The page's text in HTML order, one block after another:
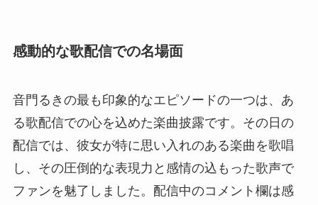
感動的な歌配信での名場面
音門るきの最も印象的なエピソードの一つは、あ
る歌配信での心を込めた楽曲披露です。その日の
配信では、彼女が特に思い入れのある楽曲を歌唱
し、その圧倒的な表現力と感情の込もった歌声で
ファンを魅了しました。配信中のコメント欄は感